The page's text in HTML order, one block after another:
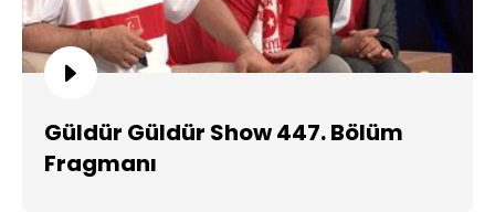
Güldür Güldür Show 447. Bölüm
Fragmanı